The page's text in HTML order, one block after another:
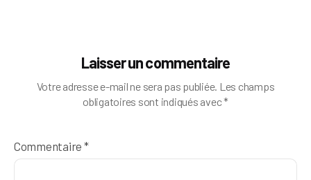
Laisser un commentaire
Votre adresse e-mail ne sera pas publiée. Les champs
obligatoires sont indiqués avec*
Commentaire *